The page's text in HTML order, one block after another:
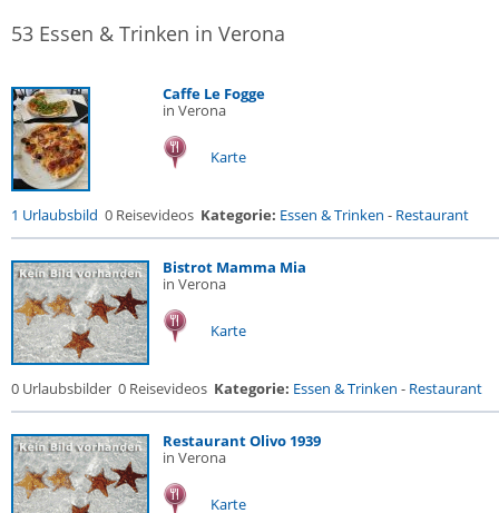
53 Essen & Trinken in Verona
Caffe Le Fogge
in Verona
Karte
1 Urlaubsbild 0 Reisevideos Kategorie: Essen & Trinken - Restaurant
Bistrot Mamma Mia
in Verona
Karte
0 Urlaubsbilder 0 Reisevideos Kategorie: Essen & Trinken - Restaurant
Restaurant Olivo 1939
in Verona
Karte